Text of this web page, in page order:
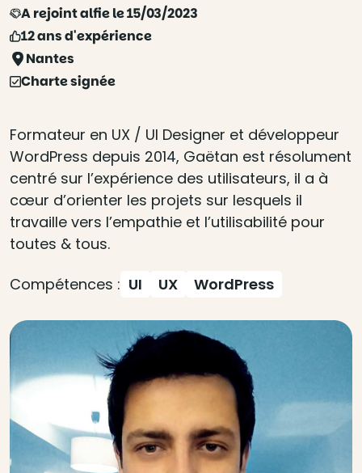
A rejoint alfie le 15/03/2023
12 ans d'expérience
Nantes
Charte signée
Formateur en UX / UI Designer et développeur
WordPress depuis 2014, Gaëtan est résolument
centré sur l’expérience des utilisateurs, il a à
cœur d’orienter les projets sur lesquels il
travaille vers l’empathie et l’utilisabilité pour
toutes & tous.
Compétences : UI UX WordPress